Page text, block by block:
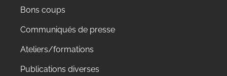
Bons coups
Communiqués de presse
Ateliers/formations
Publications diverses